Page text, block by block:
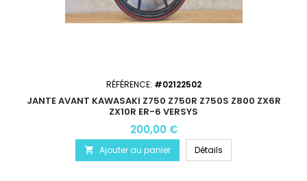
RÉFÉRENCE: #02122502
JANTE AVANT KAWASAKI Z750 Z750R Z750S Z800 ZX6R
ZX10R ER-6 VERSYS
200,00 €
 Ajouter au panier Détails